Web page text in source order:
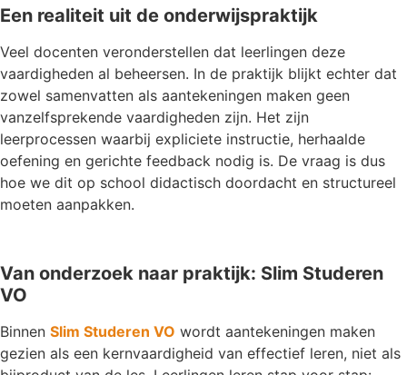
Een realiteit uit de onderwijspraktijk
Veel docenten veronderstellen dat leerlingen deze
vaardigheden al beheersen. In de praktijk blijkt echter dat
zowel samenvatten als aantekeningen maken geen
vanzelfsprekende vaardigheden zijn. Het zijn
leerprocessen waarbij expliciete instructie, herhaalde
oefening en gerichte feedback nodig is. De vraag is dus
hoe we dit op school didactisch doordacht en structureel
moeten aanpakken.
Van onderzoek naar praktijk: Slim Studeren
VO
Binnen Slim Studeren VO wordt aantekeningen maken
gezien als een kernvaardigheid van effectief leren, niet als